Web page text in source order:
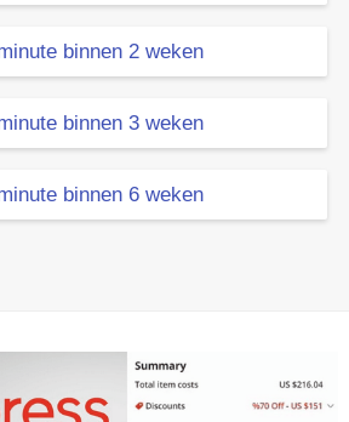
binnen 2 weken
binnen 3 weken
binnen 6 weken